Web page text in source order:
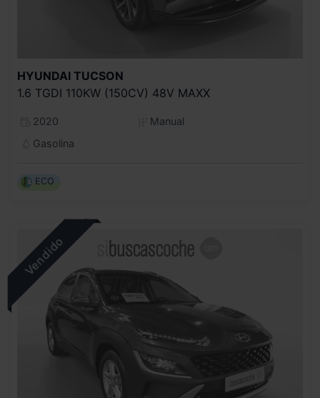
HYUNDAI TUCSON
1.6 TGDI 110KW (150CV) 48V MAXX
2020
Manual
Gasolina
ECO